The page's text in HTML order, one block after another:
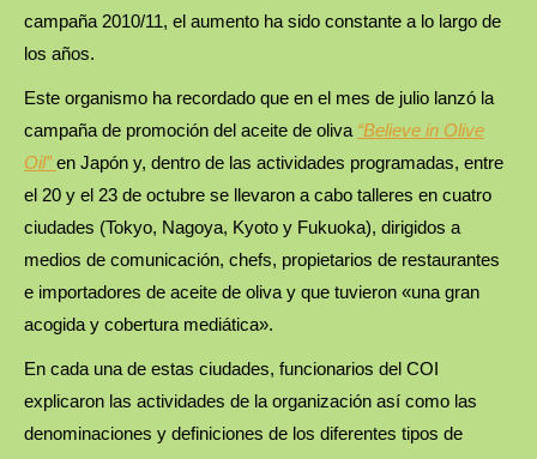
campaña 2010/11, el aumento ha sido constante a lo largo de
los años.
Este organismo ha recordado que en el mes de julio lanzó la
campaña de promoción del aceite de oliva “Believe in Olive
Oil” en Japón y, dentro de las actividades programadas, entre
el 20 y el 23 de octubre se llevaron a cabo talleres en cuatro
ciudades (Tokyo, Nagoya, Kyoto y Fukuoka), dirigidos a
medios de comunicación, chefs, propietarios de restaurantes
e importadores de aceite de oliva y que tuvieron «una gran
acogida y cobertura mediática».
En cada una de estas ciudades, funcionarios del COI
explicaron las actividades de la organización así como las
denominaciones y definiciones de los diferentes tipos de